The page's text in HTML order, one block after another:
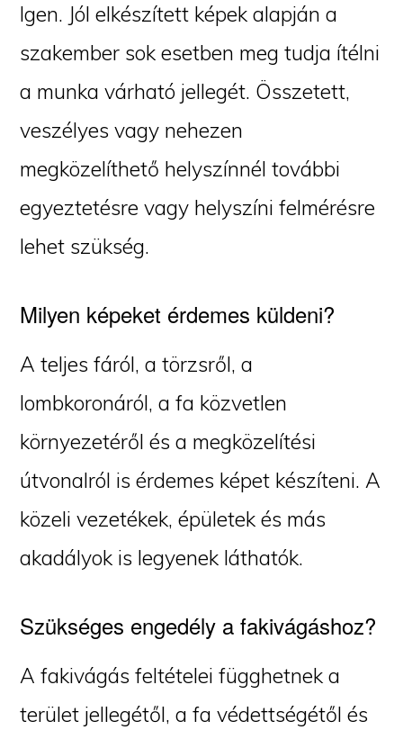
Igen. Jól elkészített képek alapján a
szakember sok esetben meg tudja ítélni
a munka várható jellegét. Összetett,
veszélyes vagy nehezen
megközelíthető helyszínnél további
egyeztetésre vagy helyszíni felmérésre
lehet szükség.
Milyen képeket érdemes küldeni?
A teljes fáról, a törzsről, a
lombkoronáról, a fa közvetlen
környezetéről és a megközelítési
útvonalról is érdemes képet készíteni. A
közeli vezetékek, épületek és más
akadályok is legyenek láthatók.
Szükséges engedély a fakivágáshoz?
A fakivágás feltételei függhetnek a
terület jellegétől, a fa védettségétől és